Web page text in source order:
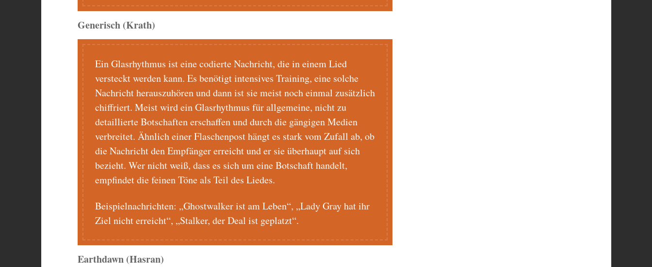
Generisch (Krath)
Ein Glasrhythmus ist eine codierte Nachricht, die in einem Lied
versteckt werden kann. Es benötigt intensives Training, eine solche
Nachricht herauszuhören und dann ist sie meist noch einmal zusätzlich
chiffriert. Meist wird ein Glasrhythmus für allgemeine, nicht zu
detaillierte Botschaften erschaffen und durch die gängigen Medien
verbreitet. Ähnlich einer Flaschenpost hängt es stark vom Zufall ab, ob
die Nachricht den Empfänger erreicht und er sie überhaupt auf sich
bezieht. Wer nicht weiß, dass es sich um eine Botschaft handelt,
empfindet die feinen Töne als Teil des Liedes.
Beispielnachrichten: „Ghostwalker ist am Leben“, „Lady Gray hat ihr
Ziel nicht erreicht“, „Stalker, der Deal ist geplatzt“.
Earthdawn (Hasran)